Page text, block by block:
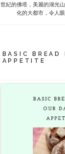
世紀的佛塔，美麗的湖光
化的大都市，令人
BASIC BREAD
APPETITE